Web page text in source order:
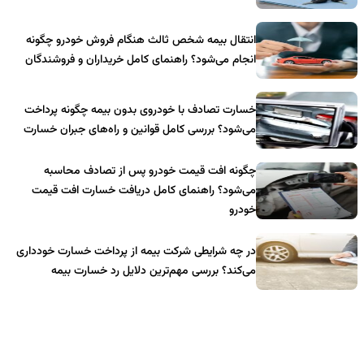
انتقال بیمه شخص ثالث هنگام فروش خودرو چگونه
انجام می‌شود؟ راهنمای کامل خریداران و فروشندگان
خسارت تصادف با خودروی بدون بیمه چگونه پرداخت
می‌شود؟ بررسی کامل قوانین و راه‌های جبران خسارت
چگونه افت قیمت خودرو پس از تصادف محاسبه
می‌شود؟ راهنمای کامل دریافت خسارت افت قیمت
خودرو
در چه شرایطی شرکت بیمه از پرداخت خسارت خودداری
می‌کند؟ بررسی مهم‌ترین دلایل رد خسارت بیمه